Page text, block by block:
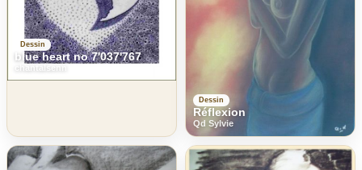
Dessin
blue heart no 7'037'767
chantalsenn
Dessin
Réflexion
Qd Sylvie